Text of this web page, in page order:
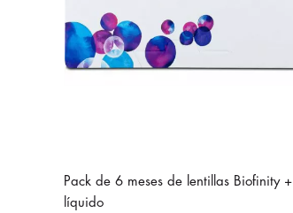
Pack de 6 meses de lentillas Biofinity +
líquido